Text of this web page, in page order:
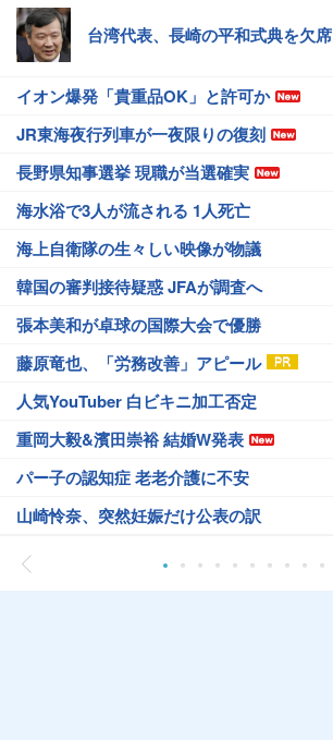
台湾代表、長崎の平和式典を欠席
イオン爆発「貴重品OK」と許可か
JR東海夜行列車が一夜限りの復刻
長野県知事選挙 現職が当選確実
海水浴で3人が流される 1人死亡
海上自衛隊の生々しい映像が物議
韓国の審判接待疑惑 JFAが調査へ
張本美和が卓球の国際大会で優勝
藤原竜也、「労務改善」アピール
人気YouTuber 白ビキニ加工否定
重岡大毅&濱田崇裕 結婚W発表
パー子の認知症 老老介護に不安
山崎怜奈、突然妊娠だけ公表の訳